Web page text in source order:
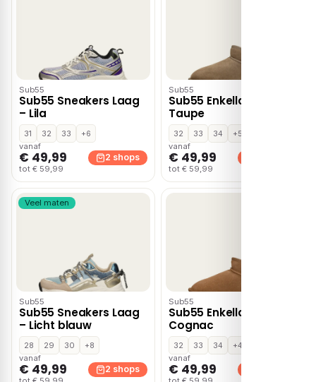
Sub55
Sub55 Sneakers Laag
– Lila
31 32 33
+6
vanaf
€ 49,99
tot € 59,99
2 shops
Sub55
Sub55 Enkellaarsjes –
Taupe
32 33 34
+5
vanaf
€ 49,99
tot € 59,99
Veel maten
Sub55
Sub55 Sneakers Laag
– Licht blauw
28 29 30
+8
vanaf
€ 49,99 2 shops
Sub55
Sub55 Enkellaarsjes –
Cognac
32 33 34
+4
vanaf
€ 49,99